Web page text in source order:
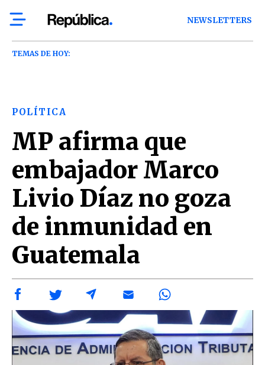
NEWSLETTERS
TEMAS DE HOY:
POLÍTICA
MP afirma que
embajador Marco
Livio Díaz no goza
de inmunidad en
Guatemala